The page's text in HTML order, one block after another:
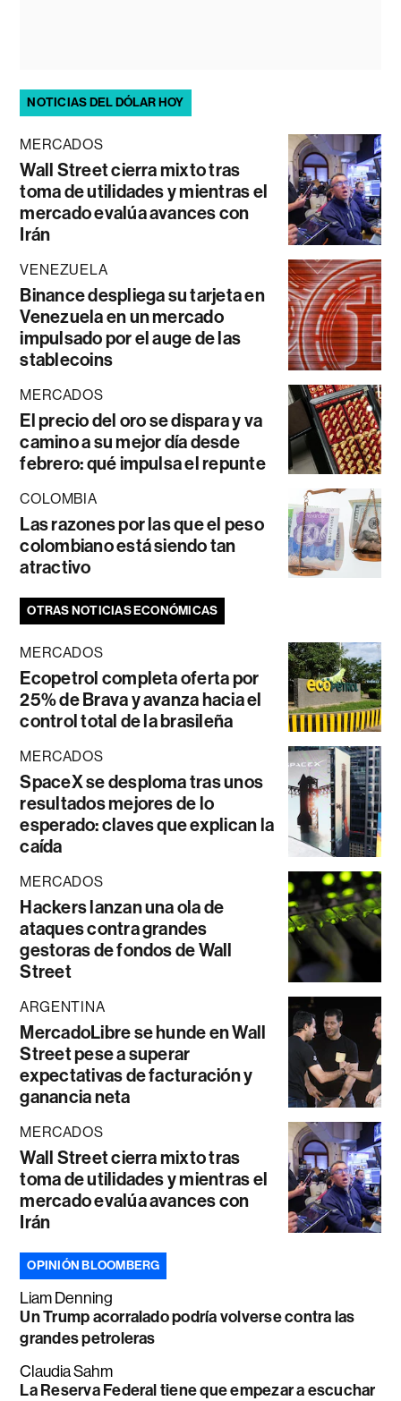
NOTICIAS DEL DÓLAR HOY
MERCADOS
Wall Street cierra mixto tras
toma de utilidades y mientras el
mercado evalúa avances con
Irán
VENEZUELA
Binance despliega su tarjeta en
Venezuela en un mercado
impulsado por el auge de las
stablecoins
MERCADOS
El precio del oro se dispara y va
camino a su mejor día desde
febrero: qué impulsa el repunte
COLOMBIA
Las razones por las que el peso
colombiano está siendo tan
atractivo
OTRAS NOTICIAS ECONÓMICAS
MERCADOS
Ecopetrol completa oferta por
25% de Brava y avanza hacia el
control total de la brasileña
MERCADOS
SpaceX se desploma tras unos
resultados mejores de lo
esperado: claves que explican la
caída
MERCADOS
Hackers lanzan una ola de
ataques contra grandes
gestoras de fondos de Wall
Street
ARGENTINA
MercadoLibre se hunde en Wall
Street pese a superar
expectativas de facturación y
ganancia neta
MERCADOS
Wall Street cierra mixto tras
toma de utilidades y mientras el
mercado evalúa avances con
Irán
OPINIÓN BLOOMBERG
Liam Denning
Un Trump acorralado podría volverse contra las
grandes petroleras
Claudia Sahm
La Reserva Federal tiene que empezar a escuchar